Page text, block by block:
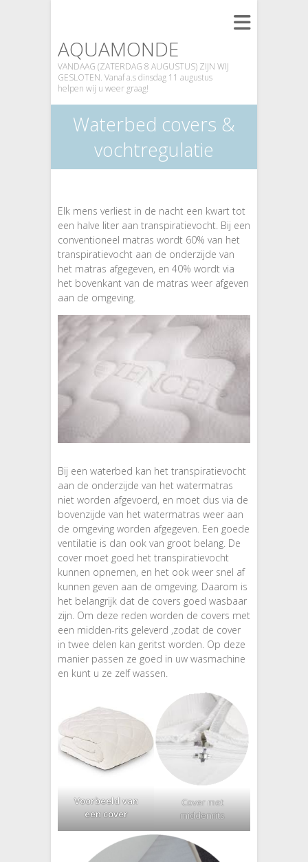
AQUAMONDE
VANDAAG (ZATERDAG 8 AUGUSTUS) ZIJN WIJ
GESLOTEN. Vanaf a.s dinsdag 11 augustus
helpen wij u weer graag!
Waterbed covers &
vochtregulatie
Elk mens verliest in de nacht een kwart tot
een halve liter aan transpiratievocht. Bij een
conventioneel matras wordt 60% van het
transpiratievocht aan de onderzijde van
het matras afgegeven, en 40% wordt via
het bovenkant van de matras weer afgeven
aan de omgeving.
Bij een waterbed kan het transpiratievocht
aan de onderzijde van het watermatras
niet worden afgevoerd, en moet dus via de
bovenzijde van het watermatras weer aan
de omgeving worden afgegeven. Een goede
ventilatie is dan ook van groot belang. De
cover moet goed het transpiratievocht
kunnen opnemen, en het ook weer snel af
kunnen geven aan de omgeving. Daarom is
het belangrijk dat de covers goed wasbaar
zijn. Om deze reden worden de covers met
een midden-rits geleverd ,zodat de cover
in twee delen kan geritst worden. Op deze
manier passen ze goed in uw wasmachine
en kunt u ze zelf wassen.
Voorbeeld van
een cover
Cover met
middenrits